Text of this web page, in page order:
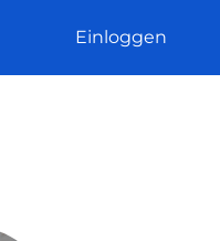
Einloggen